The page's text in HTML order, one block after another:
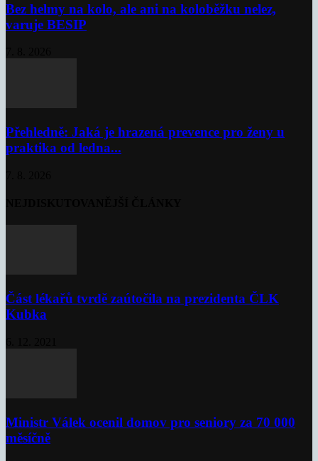
Bez helmy na kolo, ale ani na koloběžku nelez,
varuje BESIP
Přehledně: Jaká je hrazená prevence pro ženy u
praktika od ledna...
Část lékařů tvrdě zaútočila na prezidenta ČLK
Kubka
Ministr Válek ocenil domov pro seniory za 70 000
měsíčně